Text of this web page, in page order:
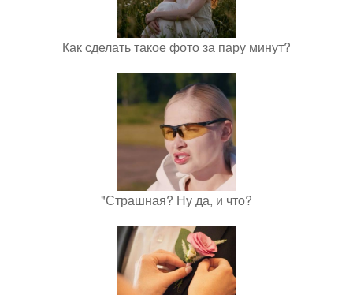
Как сделать такое фото за пару минут?
"Страшная? Ну да, и что?